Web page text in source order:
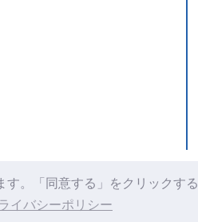
。「同意する」をクリックす
イバシーポリシー
© 2021